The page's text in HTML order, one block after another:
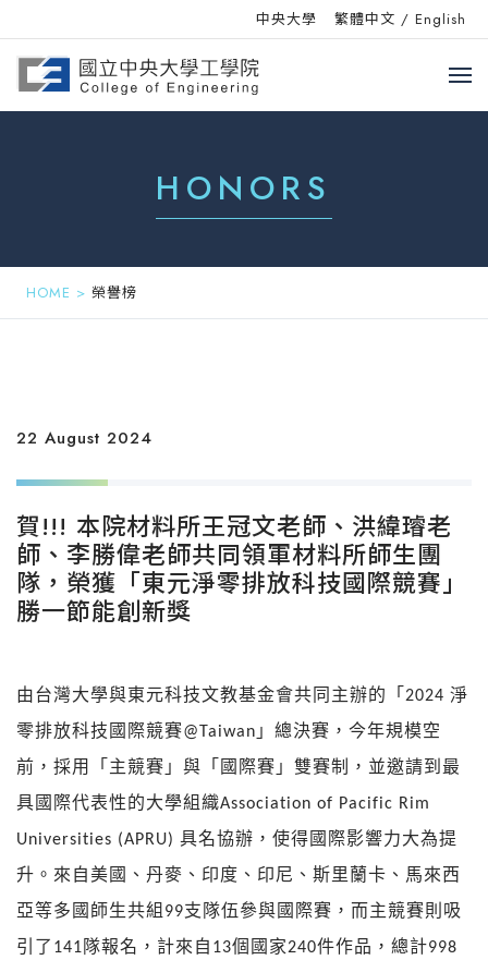
中央大學 繁體中文 / English
HONORS
HOME > 榮譽榜
22 August 2024
賀!!! 本院材料所王冠文老師、洪緯璿老
師、李勝偉老師共同領軍材料所師生團
隊，榮獲「東元淨零排放科技國際競賽」
勝一節能創新獎
由台灣大學與東元科技文教基金會共同主辦的「2024 淨
零排放科技國際競賽@Taiwan」總決賽，今年規模空
前，採用「主競賽」與「國際賽」雙賽制，並邀請到最
具國際代表性的大學組織Association of Pacific Rim
Universities (APRU) 具名協辦，使得國際影響力大為提
升。來自美國、丹麥、印度、印尼、斯里蘭卡、馬來西
亞等多國師生共組99支隊伍參與國際賽，而主競賽則吸
引了141隊報名，計來自13個國家240件作品，總計998